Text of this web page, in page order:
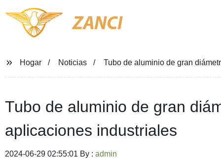
ZANCI
Hogar Noticias Tubo de aluminio de gran
Tubo de aluminio de gran
aplicaciones industriales
2024-06-29 02:55:01 By : admin